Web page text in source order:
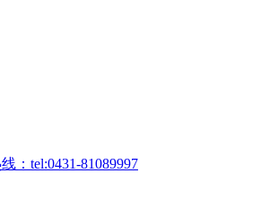
：tel:0431-81089997